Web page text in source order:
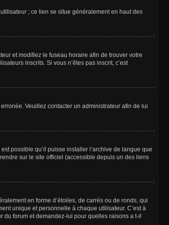
; ce lien se situe généralement en haut des
et modifiez le fuseau horaire afin de trouver votre
inscrits. Si vous n’êtes pas inscrit, c’est
Veuillez contacter un administrateur afin de lui
possible qu’il puisse installer l’archive de langue que
sur le site officiel (accessible depuis un des liens
en forme d’étoiles, de carrés ou de ronds, qui
unique et personnelle à chaque utilisateur. C’est à
du forum et demandez-lui pour quelles raisons a t-il